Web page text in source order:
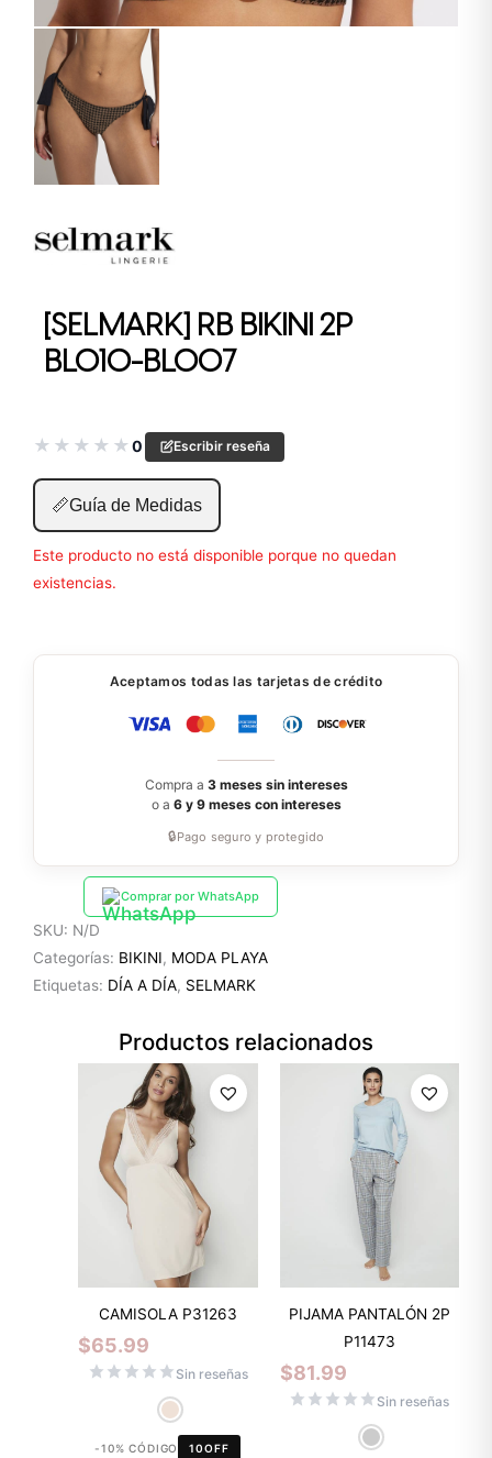
[SELMARK] RB BIKINI 2P
BL010-BL007
★ ★ ★ ★ ★0 Escribir reseña
📏Guía de Medidas
Este producto no está disponible porque no quedan
existencias.
Aceptamos todas las tarjetas de crédito
Compra a 3 meses sin intereses
o a 6 y 9 meses con intereses
🔒Pago seguro y protegido
Comprar por WhatsApp
SKU: N/D
Categorías: BIKINI, MODA PLAYA
Etiquetas: DÍA A DÍA, SELMARK
Productos relacionados
CAMISOLA P31263
$65.99
Sin reseñas
-10% CÓDIGO 10OFF
PIJAMA PANTALÓN 2P
P11473
$81.99
Sin reseñas